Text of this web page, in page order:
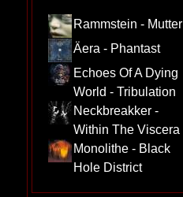
Rammstein - Mutter
Äera - Phantast
Echoes Of A Dying
World - Tribulation
Neckbreakker -
Within The Viscera
Monolithe - Black
Hole District